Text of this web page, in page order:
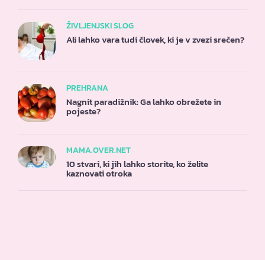
ŽIVLJENJSKI SLOG
Ali lahko vara tudi človek, ki je v zvezi srečen?
PREHRANA
Nagnit paradižnik: Ga lahko obrežete in
pojeste?
MAMA.OVER.NET
10 stvari, ki jih lahko storite, ko želite
kaznovati otroka